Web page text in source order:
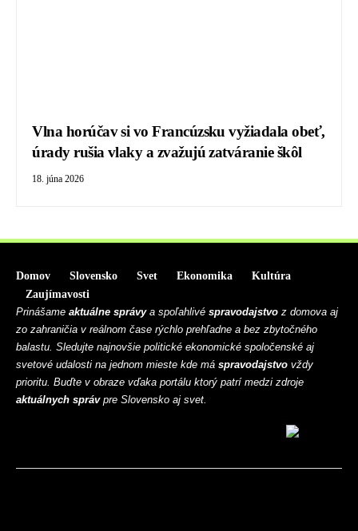
Vlna horúčav si vo Francúzsku vyžiadala obeť,
úrady rušia vlaky a zvažujú zatváranie škôl
18. júna 2026
Domov Slovensko Svet Ekonomika
Kultúra
Zaujímavosti
Prinášame aktuálne správya spoľahlivé spravodajstvo z domova aj
zo zahraničia v reálnom čase rýchlo prehľadne a bez zbytočného
balastu. Sledujte najnovšie politické ekonomické spoločenské aj
svetové udalosti na jednom mieste kde má spravodajstvo vždy
prioritu. Buďte v obraze vďaka portálu ktorý patrí medzi zdroje
aktuálnych správpre Slovensko aj svet.